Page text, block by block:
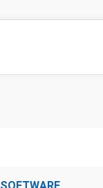
SOFTWARE